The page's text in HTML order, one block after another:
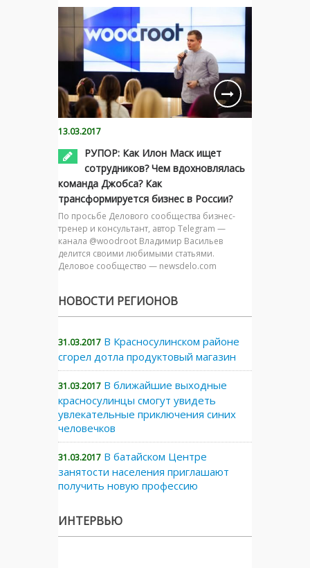
13.03.2017
РУПОР: Как Илон Маск ищет
сотрудников? Чем вдохновлялась
команда Джобса? Как
трансформируется бизнес в России?
По просьбе Делового сообщества бизнес-
тренер и консультант, автор Telegram —
канала @woodroot Владимир Васильев
делится своими любимыми статьями.
Деловое сообщество — newsdelo.com
НОВОСТИ РЕГИОНОВ
31.03.2017 В Красносулинском районе
сгорел дотла продуктовый магазин
31.03.2017 В ближайшие выходные
красносулинцы смогут увидеть
увлекательные приключения синих
человечков
31.03.2017 В батайском Центре
занятости населения приглашают
получить новую профессию
ИНТЕРВЬЮ